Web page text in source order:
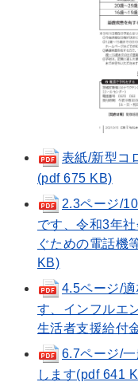
表紙/新型コ
(pdf 675 KB)
2.3ページ/
です、令和3年
ぐための電話機
KB)
4.5ページ/
す、インフルエ
生活者支援給付
6.7ページ/
します(pdf 641